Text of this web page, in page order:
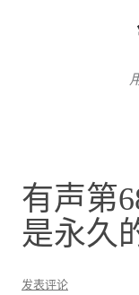
有声第
是永久
发表评论